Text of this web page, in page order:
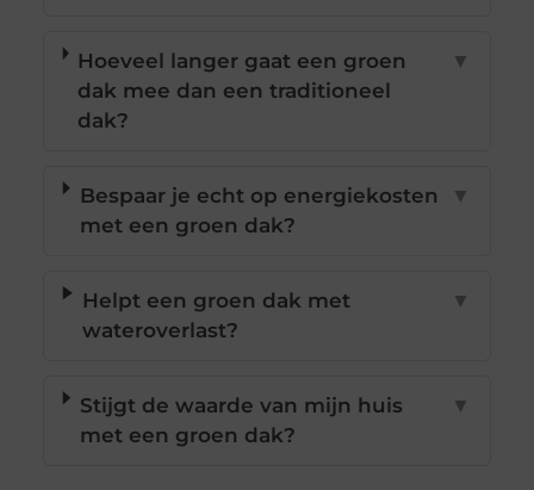
Hoeveel langer gaat een groen
dak mee dan een traditioneel
dak?
▼
Bespaar je echt op energiekosten
met een groen dak?
▼
Helpt een groen dak met
wateroverlast?
▼
Stijgt de waarde van mijn huis
met een groen dak?
▼